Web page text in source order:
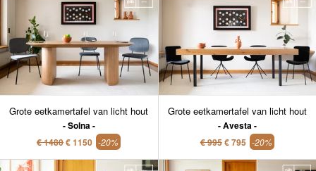
Grote eetkamertafel van licht hout
Solna
€ 1480€ 1150 -20%
Grote eetkamertafel van licht hout
Avesta
€ 995€ 795 -20%